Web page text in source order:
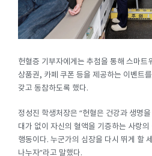
헌혈증 기부자에게는 추첨을 통해 스마트
상품권, 카페 쿠폰 등을 제공하는 이벤트
갖고 동참하도록 했다.
정성진 학생처장은 “헌혈은 건강과 생명
대가 없이 자신의 혈액을 기증하는 사랑
행동이다. 누군가의 심장을 다시 뛰게 할
나누자”라고 말했다.